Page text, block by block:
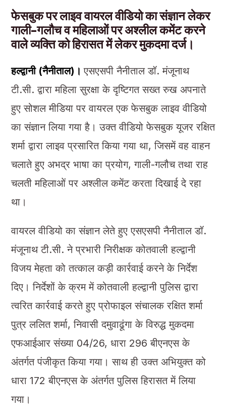
फेसबुक पर लाइव वायरल वीडियो का संज्ञान लेकर
गाली-गलौच व महिलाओं पर अश्लील कमेंट करने
वाले व्यक्ति को हिरासत में लेकर मुकदमा दर्ज।
हल्द्वानी (नैनीताल)।एसएसपी नैनीताल डॉ. मंजूनाथ
टी.सी. द्वारा महिला सुरक्षा के दृष्टिगत सख्त रुख अपनाते
हुए सोशल मीडिया पर वायरल एक फेसबुक लाइव वीडियो
का संज्ञान लिया गया है। उक्त वीडियो फेसबुक यूजर रक्षित
शर्मा द्वारा लाइव प्रसारित किया गया था, जिसमें वह वाहन
चलाते हुए अभद्र भाषा का प्रयोग, गाली-गलौच तथा राह
चलती महिलाओं पर अश्लील कमेंट करता दिखाई दे रहा
था।
वायरल वीडियो का संज्ञान लेते हुए एसएसपी नैनीताल डॉ.
मंजूनाथ टी.सी. ने प्रभारी निरीक्षक कोतवाली हल्द्वानी
विजय मेहता को तत्काल कड़ी कार्रवाई करने के निर्देश
दिए। निर्देशों के क्रम में कोतवाली हल्द्वानी पुलिस द्वारा
त्वरित कार्रवाई करते हुए प्रोफाइल संचालक रक्षित शर्मा
पुत्र ललित शर्मा, निवासी दमुवाढूंगा के विरुद्ध मुकदमा
एफआईआर संख्या 04/26, धारा 296 बीएनएस के
अंतर्गत पंजीकृत किया गया। साथ ही उक्त अभियुक्त को
धारा 172 बीएनएस के अंतर्गत पुलिस हिरासत में लिया
गया।